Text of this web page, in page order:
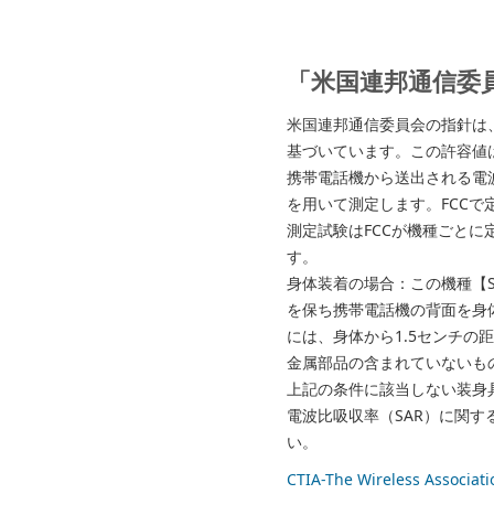
「米国連邦通信
米国連邦通信委員会の指針
基づいています。この許容
携帯電話機から送出される
を用いて測定します。FCC
測定試験はFCCが機種ごと
す。
身体装着の場合：この機種
を保ち携帯電話機の背面を
には、身体から1.5センチの
金属部品の含まれていない
上記の条件に該当しない装
電波比吸収率（SAR）に関
い。
CTIA-The Wireless